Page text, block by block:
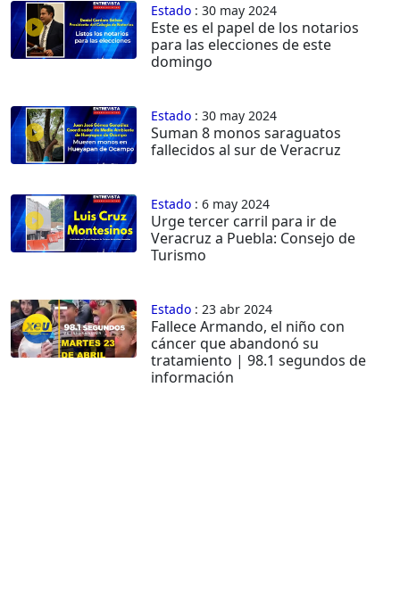
Estado : 30 may 2024
Este es el papel de los notarios
para las elecciones de este
domingo
Estado : 30 may 2024
Suman 8 monos saraguatos
fallecidos al sur de Veracruz
Estado : 6 may 2024
Urge tercer carril para ir de
Veracruz a Puebla: Consejo de
Turismo
Estado : 23 abr 2024
Fallece Armando, el niño con
cáncer que abandonó su
tratamiento | 98.1 segundos de
información